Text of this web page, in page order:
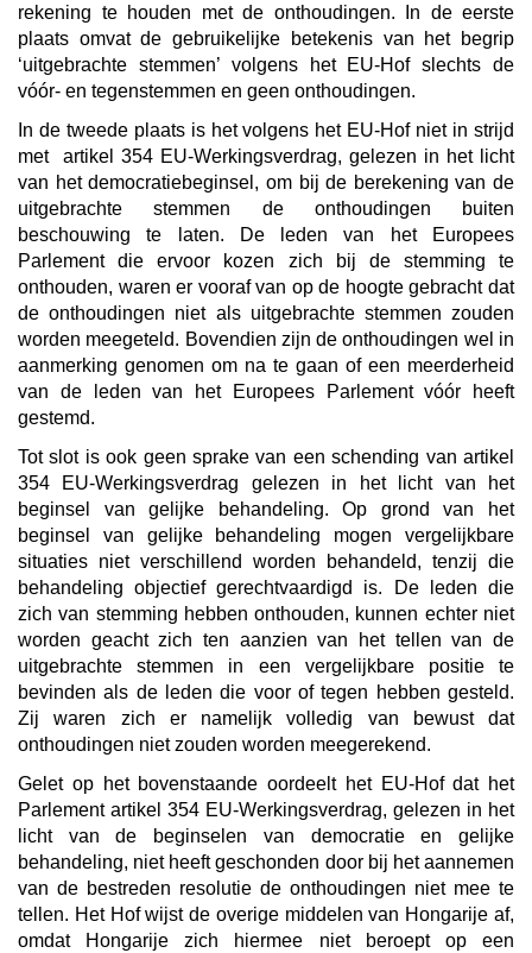
rekening te houden met de onthoudingen. In de eerste
plaats omvat de gebruikelijke betekenis van het begrip
‘uitgebrachte stemmen’ volgens het EU-Hof slechts de
vóór- en tegenstemmen en geen onthoudingen.
In de tweede plaats is het volgens het EU-Hof niet in strijd
met artikel 354 EU-Werkingsverdrag, gelezen in het licht
van het democratiebeginsel, om bij de berekening van de
uitgebrachte stemmen de onthoudingen buiten
beschouwing te laten. De leden van het Europees
Parlement die ervoor kozen zich bij de stemming te
onthouden, waren er vooraf van op de hoogte gebracht dat
de onthoudingen niet als uitgebrachte stemmen zouden
worden meegeteld. Bovendien zijn de onthoudingen wel in
aanmerking genomen om na te gaan of een meerderheid
van de leden van het Europees Parlement vóór heeft
gestemd.
Tot slot is ook geen sprake van een schending van artikel
354 EU-Werkingsverdrag gelezen in het licht van het
beginsel van gelijke behandeling. Op grond van het
beginsel van gelijke behandeling mogen vergelijkbare
situaties niet verschillend worden behandeld, tenzij die
behandeling objectief gerechtvaardigd is. De leden die
zich van stemming hebben onthouden, kunnen echter niet
worden geacht zich ten aanzien van het tellen van de
uitgebrachte stemmen in een vergelijkbare positie te
bevinden als de leden die voor of tegen hebben gesteld.
Zij waren zich er namelijk volledig van bewust dat
onthoudingen niet zouden worden meegerekend.
Gelet op het bovenstaande oordeelt het EU-Hof dat het
Parlement artikel 354 EU-Werkingsverdrag, gelezen in het
licht van de beginselen van democratie en gelijke
behandeling, niet heeft geschonden door bij het aannemen
van de bestreden resolutie de onthoudingen niet mee te
tellen. Het Hof wijst de overige middelen van Hongarije af,
omdat Hongarije zich hiermee niet beroept op een